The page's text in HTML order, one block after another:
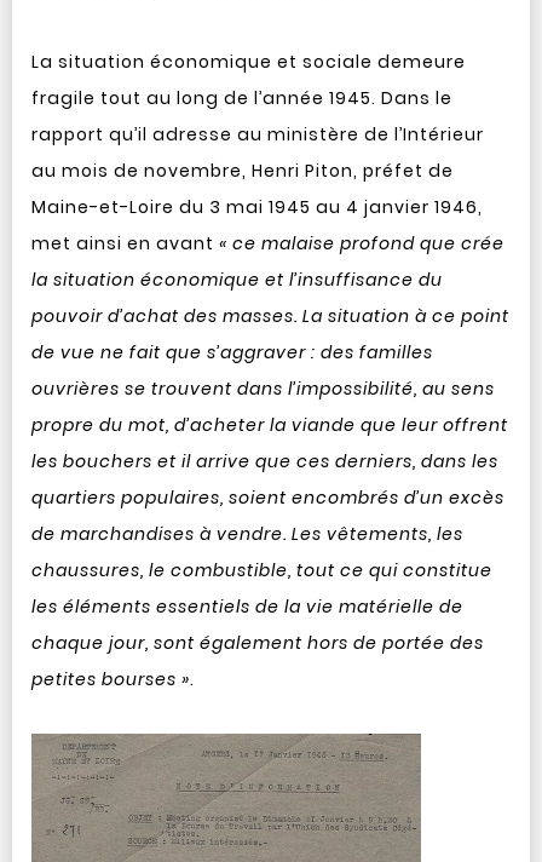
La situation économique et sociale demeure
fragile tout au long de l’année 1945. Dans le
rapport qu’il adresse au ministère de l’Intérieur
au mois de novembre, Henri Piton, préfet de
Maine-et-Loire du 3 mai 1945 au 4 janvier 1946,
met ainsi en avant « ce malaise profond que crée
la situation économique et l’insuffisance du
pouvoir d’achat des masses. La situation à ce point
de vue ne fait que s’aggraver : des familles
ouvrières se trouvent dans l’impossibilité, au sens
propre du mot, d’acheter la viande que leur offrent
les bouchers et il arrive que ces derniers, dans les
quartiers populaires, soient encombrés d’un excès
de marchandises à vendre. Les vêtements, les
chaussures, le combustible, tout ce qui constitue
les éléments essentiels de la vie matérielle de
chaque jour, sont également hors de portée des
petites bourses ».